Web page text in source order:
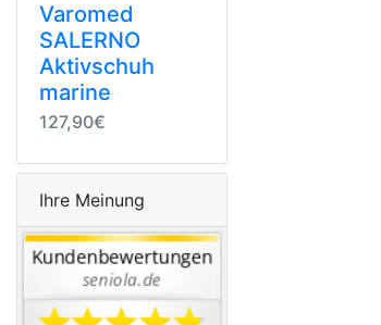
Varomed
SALERNO
Aktivschuh
marine
127,90€
Ihre Meinung